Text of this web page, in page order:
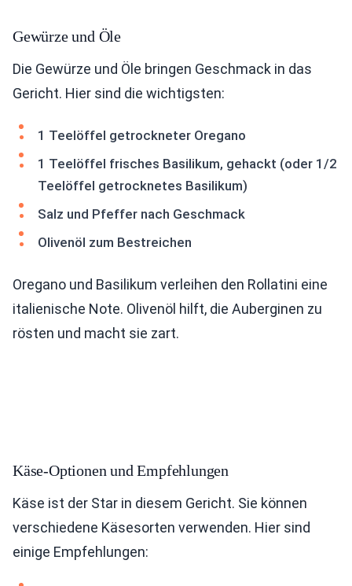
Gewürze und Öle
Die Gewürze und Öle bringen Geschmack in das
Gericht. Hier sind die wichtigsten:
1 Teelöffel getrockneter Oregano
1 Teelöffel frisches Basilikum, gehackt (oder 1/2
Teelöffel getrocknetes Basilikum)
Salz und Pfeffer nach Geschmack
Olivenöl zum Bestreichen
Oregano und Basilikum verleihen den Rollatini eine
italienische Note. Olivenöl hilft, die Auberginen zu
rösten und macht sie zart.
Käse-Optionen und Empfehlungen
Käse ist der Star in diesem Gericht. Sie können
verschiedene Käsesorten verwenden. Hier sind
einige Empfehlungen: